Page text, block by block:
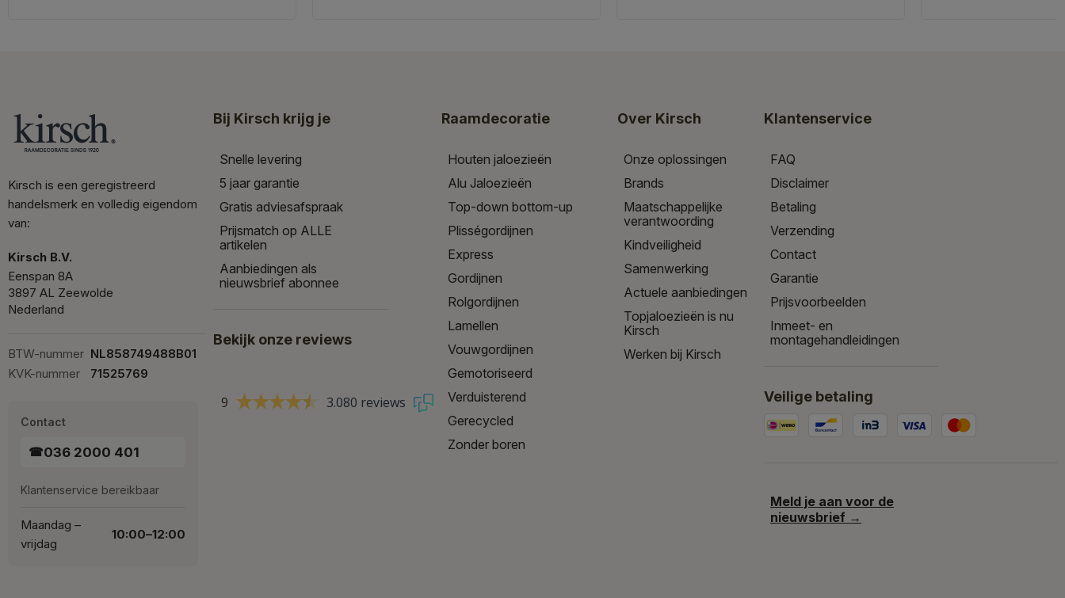
Kirsch is een geregistreerd
handelsmerk en volledig eigendom
van:
Kirsch B.V.
Eenspan 8A
3897 AL Zeewolde
Nederland
BTW-nummer NL858749488B01
KVK-nummer
71525769
Contact
☎036 2000 401
Klantenservice bereikbaar
Maandag –
vrijdag
10:00–12:00
Bij Kirsch krijg je
Snelle levering
5 jaar garantie
Gratis adviesafspraak
Prijsmatch op ALLE
artikelen
Aanbiedingen als
nieuwsbrief abonnee
Bekijk onze reviews
9 3.080 reviews
Raamdecoratie
Houten jaloezieën
Alu Jaloezieën
Top-down bottom-up
Plisségordijnen
Express
Gordijnen
Rolgordijnen
Lamellen
Vouwgordijnen
Gemotoriseerd
Verduisterend
Gerecycled
Zonder boren
Over Kirsch
Onze oplossingen
Brands
Maatschappelijke
verantwoording
Kindveiligheid
Samenwerking
Actuele aanbiedingen
Topjaloezieën is nu
Kirsch
Werken bij Kirsch
Klantenservice
FAQ
Disclaimer
Betaling
Verzending
Contact
Garantie
Prijsvoorbeelden
Inmeet- en
montagehandleidingen
Veilige betaling
Meld je aan voor de
nieuwsbrief →